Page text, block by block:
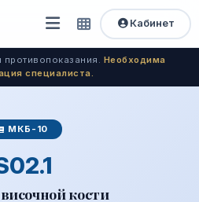
Открыть
меню
Быстрый
доступ
Кабинет
Необходима
специалиста.
МКБ-10
кости